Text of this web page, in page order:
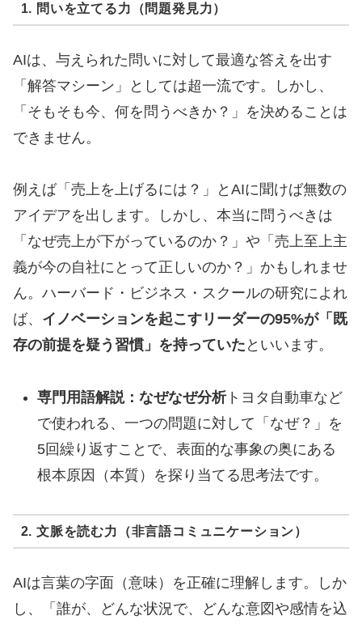
1. 問いを立てる力（問題発見力）
AIは、与えられた問いに対して最適な答えを出す
「解答マシーン」としては超一流です。しかし、
「そもそも今、何を問うべきか？」を決めることは
できません。
例えば「売上を上げるには？」とAIに聞けば無数の
アイデアを出します。しかし、本当に問うべきは
「なぜ売上が下がっているのか？」や「売上至上主
義が今の自社にとって正しいのか？」かもしれませ
ん。ハーバード・ビジネス・スクールの研究によれ
ば、 イノベーションを起こすリーダーの95%が「既
存の前提を疑う習慣」を持っていた といいます。
専門用語解説：なぜなぜ分析トヨタ自動車など
で使われる、一つの問題に対して「なぜ？」を
5回繰り返すことで、表面的な事象の奥にある
根本原因（本質）を探り当てる思考法です。
2. 文脈を読む力（非言語コミュニケーション）
AIは言葉の字面（意味）を正確に理解します。しか
し、「誰が、どんな状況で、どんな意図や感情を込